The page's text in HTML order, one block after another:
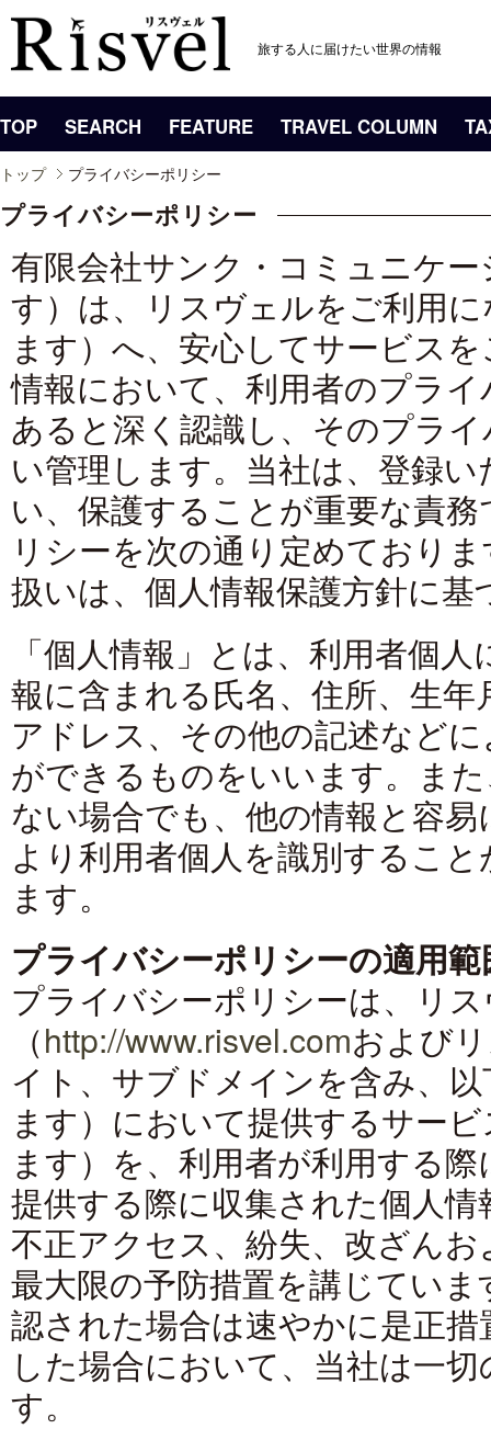
旅する人に届けたい世界の情報
TOP SEARCH FEATURE TRAVEL COLUMN
トップ プライバシーポリシー
プライバシーポリシー
有限会社サンク・コミュニケ
す）は、リスヴェルをご利用
ます）へ、安心してサービス
情報において、利用者のプラ
あると深く認識し、そのプラ
い管理します。当社は、登録
い、保護することが重要な責
リシーを次の通り定めており
扱いは、個人情報保護方針に
「個人情報」とは、利用者個
報に含まれる氏名、住所、生
アドレス、その他の記述など
ができるものをいいます。ま
ない場合でも、他の情報と容
より利用者個人を識別するこ
ます。
プライバシーポリシーの適用
プライバシーポリシーは、リ
（http://www.risvel.comおよび
イト、サブドメインを含み、
ます）において提供するサー
ます）を、利用者が利用する
提供する際に収集された個人
不正アクセス、紛失、改ざん
最大限の予防措置を講じてい
認された場合は速やかに是正
した場合において、当社は一
す。
開業50周
アット ハ